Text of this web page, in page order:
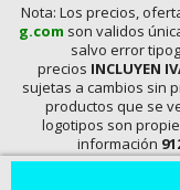
Nota: Los precios,
g.com son validos
salvo error
precios INCLUYEN
sujetas a cambios sin
productos que se
logotipos son
información